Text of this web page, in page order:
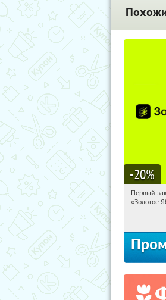
-20%
Первый
«Золотое